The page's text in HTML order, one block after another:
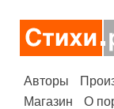
Авторы
Магазин
О